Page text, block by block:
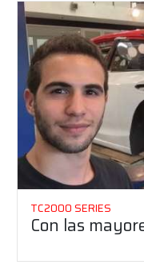
TC2000 SERIES
Con las